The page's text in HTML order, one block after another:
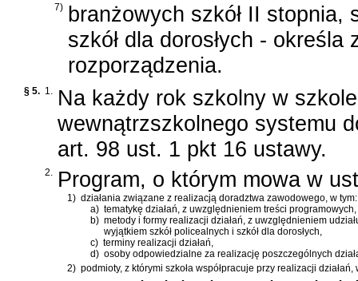
7) branżowych szkół II stopnia,
szkół dla dorosłych - określa
rozporządzenia.
§ 5. 1. Na każdy rok szkolny w
wewnątrzszkolnego systemu
art. 98 ust. 1 pkt 16 ustawy.
2. Program, o którym mowa w
1) działania związane z realizacją doradztwa zawodowego, w tym:
a) tematykę działań, z uwzględnieniem treści
b) metody i formy realizacji działań, z uwzględnieniem
wyjątkiem szkół policealnych i szkół dla dorosłych,
c) terminy realizacji działań,
d) osoby odpowiedzialne za realizację poszczególnych
2) podmioty, z którymi szkoła współpracuje przy realizacji